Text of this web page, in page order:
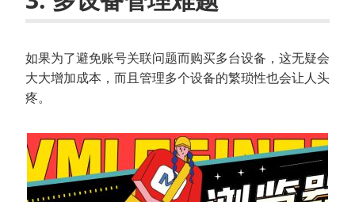
如果为了避免账号关联问题而购买多台设备，这无疑会
大大增加成本，而且管理多个设备的繁琐性也会让人头
疼。